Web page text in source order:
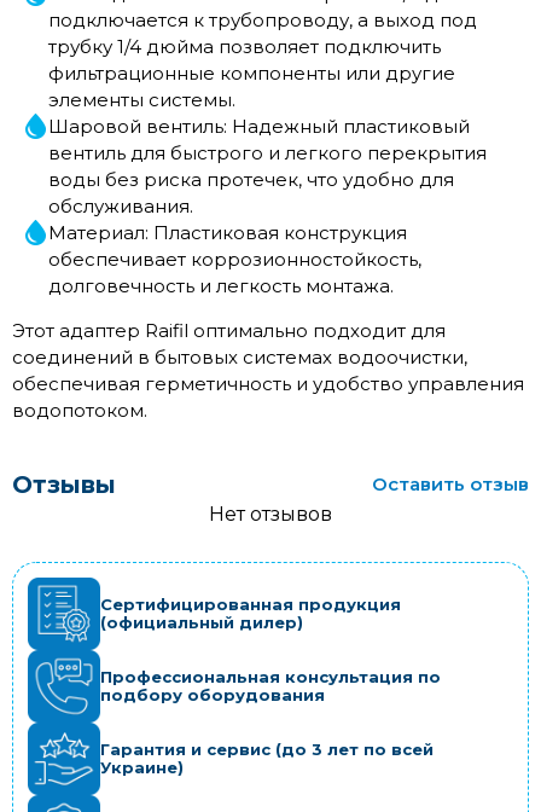
подключается к трубопроводу, а выход под
трубку 1/4 дюйма позволяет подключить
фильтрационные компоненты или другие
элементы системы.
Шаровой вентиль: Надежный пластиковый
вентиль для быстрого и легкого перекрытия
воды без риска протечек, что удобно для
обслуживания.
Материал: Пластиковая конструкция
обеспечивает коррозионностойкость,
долговечность и легкость монтажа.
Этот адаптер Raifil оптимально подходит для
соединений в бытовых системах водоочистки,
обеспечивая герметичность и удобство управления
водопотоком.
Отзывы
Оставить отзыв
Нет отзывов
Сертифицированная продукция
(официальный дилер)
Профессиональная консультация по
подбору оборудования
Гарантия и сервис (до 3 лет по всей
Украине)